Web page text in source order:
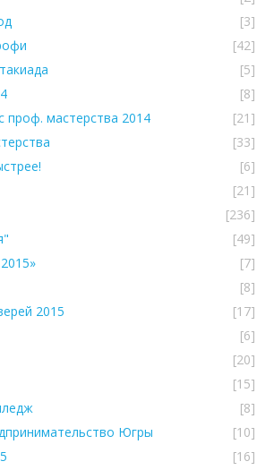
[3]
[42]
[5]
[8]
проф. мастерства 2014
[21]
[33]
[6]
[21]
[236]
[49]
[7]
[8]
2015
[17]
[6]
[20]
[15]
[8]
Югры
[10]
[16]